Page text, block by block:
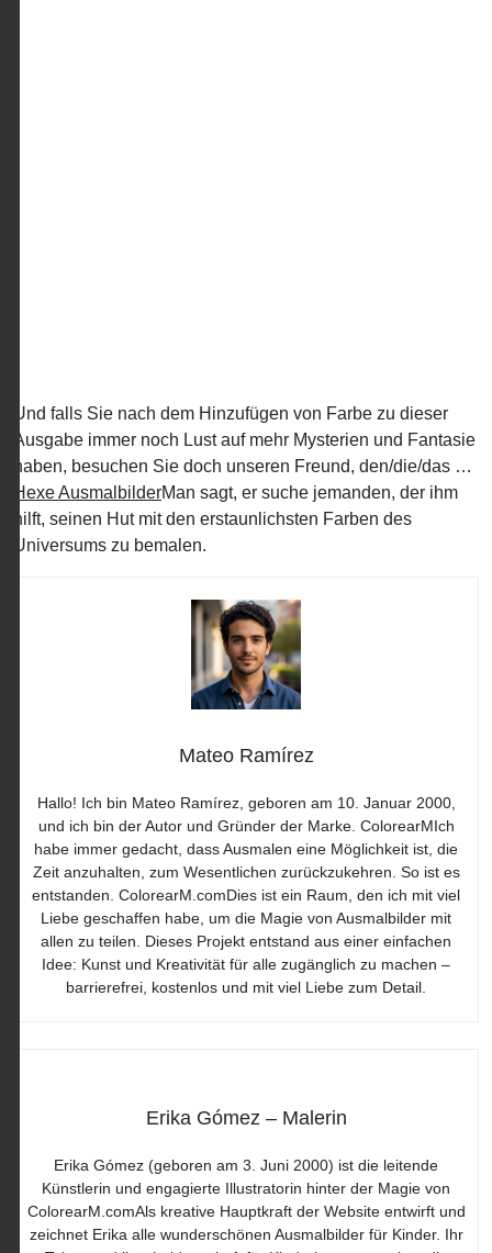
Und falls Sie nach dem Hinzufügen von Farbe zu dieser
Ausgabe immer noch Lust auf mehr Mysterien und Fantasie
haben, besuchen Sie doch unseren Freund, den/die/das …
Hexe AusmalbilderMan sagt, er suche jemanden, der ihm
hilft, seinen Hut mit den erstaunlichsten Farben des
Universums zu bemalen.
Mateo Ramírez
Hallo! Ich bin Mateo Ramírez, geboren am 10. Januar 2000,
und ich bin der Autor und Gründer der Marke. ColorearMIch
habe immer gedacht, dass Ausmalen eine Möglichkeit ist, die
Zeit anzuhalten, zum Wesentlichen zurückzukehren. So ist es
entstanden. ColorearM.comDies ist ein Raum, den ich mit viel
Liebe geschaffen habe, um die Magie von Ausmalbilder mit
allen zu teilen. Dieses Projekt entstand aus einer einfachen
Idee: Kunst und Kreativität für alle zugänglich zu machen –
barrierefrei, kostenlos und mit viel Liebe zum Detail.
Erika Gómez – Malerin
Erika Gómez (geboren am 3. Juni 2000) ist die leitende
Künstlerin und engagierte Illustratorin hinter der Magie von
ColorearM.comAls kreative Hauptkraft der Website entwirft und
zeichnet Erika alle wunderschönen Ausmalbilder für Kinder. Ihr